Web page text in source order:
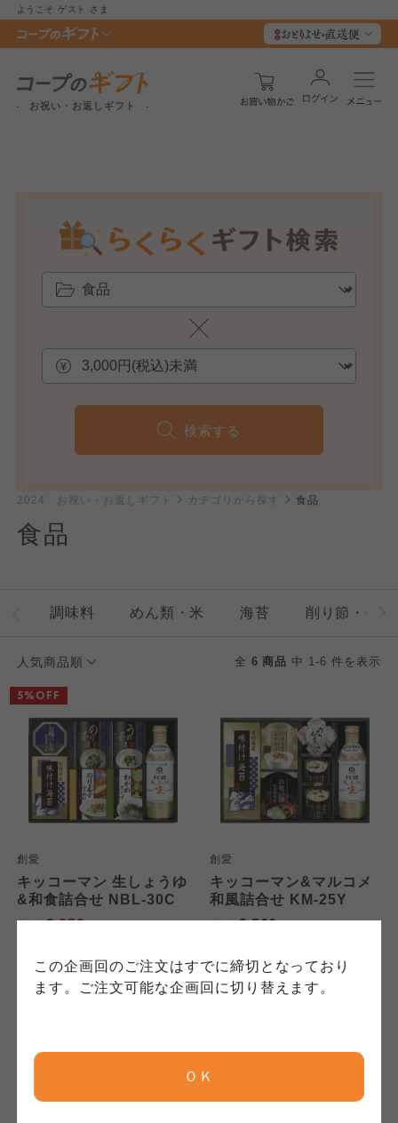
この企画回のご注文はすでに締切となっており
ます。ご注文可能な企画回に切り替えます。
ＯＫ
ようこそ ゲスト さま
お祝い・お返しギフト
検索する
2024 お祝い・お返しギフト カテゴリから探す 食品
食品
調味料 めん類・米 海苔 削り節・缶
人気商品順 全 6 商品 中 1-6 件を表示
創愛
キッコーマン 生しょうゆ
&和食詰合せ NBL-30C
2,850
5%OFF
創愛
キッコーマン&マルコメ
和風詰合せ KM-25Y
2,500
ご利用約款（ご利用規約・ご利
用規程）について
このサイトは7つの生協から業務委託を受けて、
コープきんき事業連合が運営しています。ご自
確認のうえ、ご利用ください。なお、クチコミ
投稿については、利用約款の細則として規定さ
れています。
コープしが
ならコープ
個人情報保護方針について
このサイトは7つの生協から業務委託を受けて、
コープきんき事業連合が運営しています。お預
かりしている個人情報については、コープ事業
連合、ならびに各生協の「個人情報保護方針」
にもどづいて、コープ事業連合が適切に管理を
コープ事業連合、ならびに各生協の「個人情報
保護方針」については各生協のボタンをクリッ
クしてご確認ください。
コープしが
ならコープ
特定商取引法に基づく表記につ
このサイトは7つの生協から業務委託を受けて、
コープきんき事業連合が運営しています。販売
各生協の「特定商取引法に基づく表記につい
て」については各生協のボタンをクリックして
ご確認ください。
コープしが
ならコープ